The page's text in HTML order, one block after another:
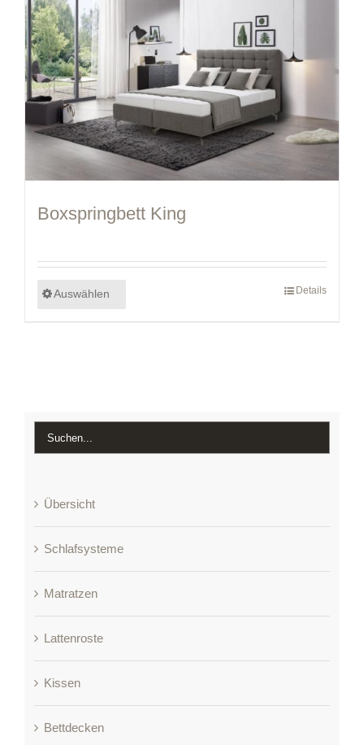
Boxspringbett King
Auswählen Details
Übersicht
Schlafsysteme
Matratzen
Lattenroste
Kissen
Bettdecken